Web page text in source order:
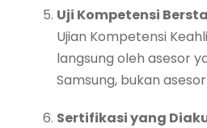
Uji Kompetensi
Ujian Kompetensi
langsung oleh asesor
Samsung, bukan
Sertifikasi yang